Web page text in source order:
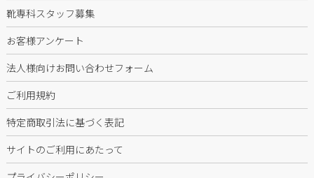
靴専科スタッフ募集
お客様アンケート
法人様向けお問い合わせフォーム
ご利用規約
特定商取引法に基づく表記
サイトのご利用にあたって